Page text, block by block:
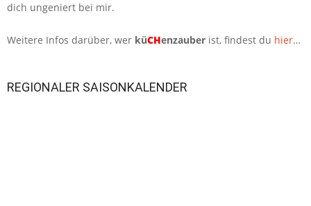
dich ungeniert bei mir.
Weitere Infos darüber, wer küCHenzauber ist, findest du hier…
REGIONALER SAISONKALENDER